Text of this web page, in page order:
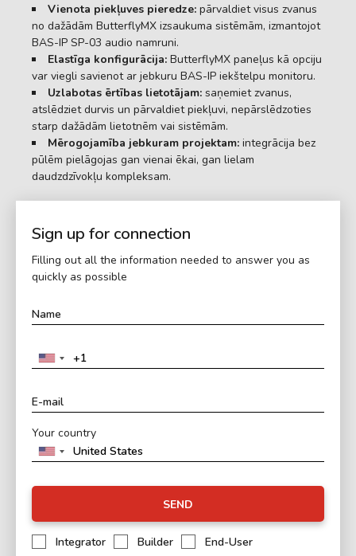
Vienota piekļuves pieredze: pārvaldiet visus zvanus
no dažādām ButterflyMX izsaukuma sistēmām, izmantojot
BAS-IP SP-03 audio namruni.
Elastīga konfigurācija: ButterflyMX paneļus kā opciju
var viegli savienot ar jebkuru BAS-IP iekštelpu monitoru.
Uzlabotas ērtības lietotājam: saņemiet zvanus,
atslēdziet durvis un pārvaldiet piekļuvi, nepārslēdzoties
starp dažādām lietotnēm vai sistēmām.
Mērogojamība jebkuram projektam: integrācija bez
pūlēm pielāgojas gan vienai ēkai, gan lielam
daudzdzīvokļu kompleksam.
Sign up for connection
Filling out all the information needed to answer you as
quickly as possible
Your country
SEND
Integrator Builder
End-User